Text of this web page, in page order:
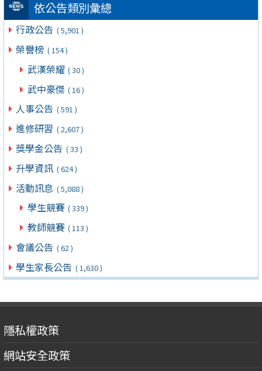
依公告類別彙總
行政公告 ( 5,901 )
榮譽榜 ( 154 )
武漢榮耀 ( 30 )
武中豪傑 ( 16 )
人事公告 ( 591 )
進修研習 ( 2,607 )
獎學金公告 ( 33 )
升學資訊 ( 624 )
活動訊息 ( 5,088 )
學生競賽 ( 339 )
教師競賽 ( 113 )
會議公告 ( 62 )
學生家長公告 ( 1,630 )
隱私權政策
網站安全政策